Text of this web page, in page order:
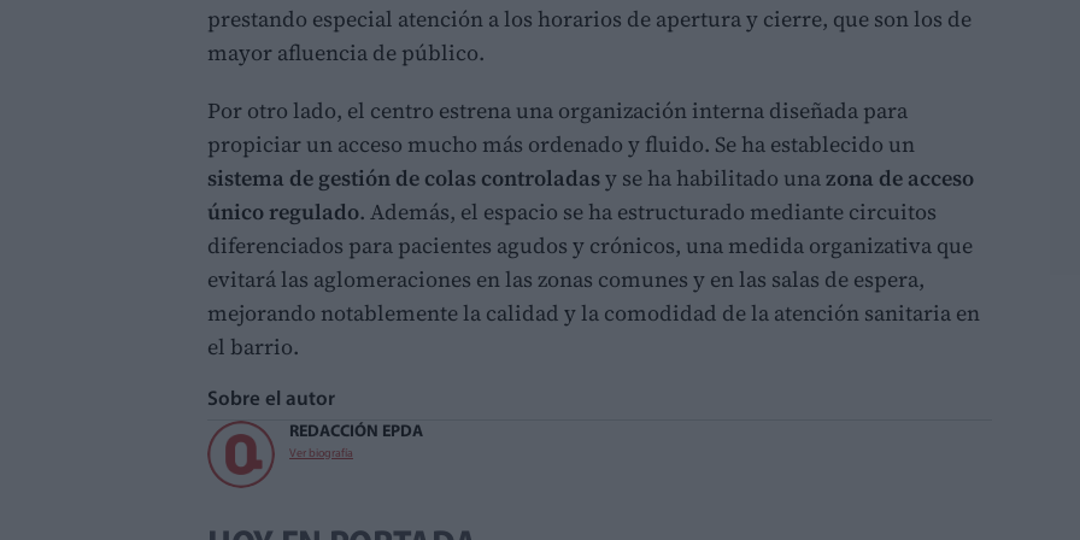
prestando especial atención a los horarios de apertura y cierre, que son los de
mayor afluencia de público.
Por otro lado, el centro estrena una organización interna diseñada para
propiciar un acceso mucho más ordenado y fluido. Se ha establecido un
sistema de gestión de colas controladasy se ha habilitado unazona de acceso
único regulado. Además, el espacio se ha estructurado mediante circuitos
diferenciados para pacientes agudos y crónicos, una medida organizativa que
evitará las aglomeraciones en las zonas comunes y en las salas de espera,
mejorando notablemente la calidad y la comodidad de la atención sanitaria en
el barrio.
Sobre el autor
REDACCIÓN EPDA
Ver biografía